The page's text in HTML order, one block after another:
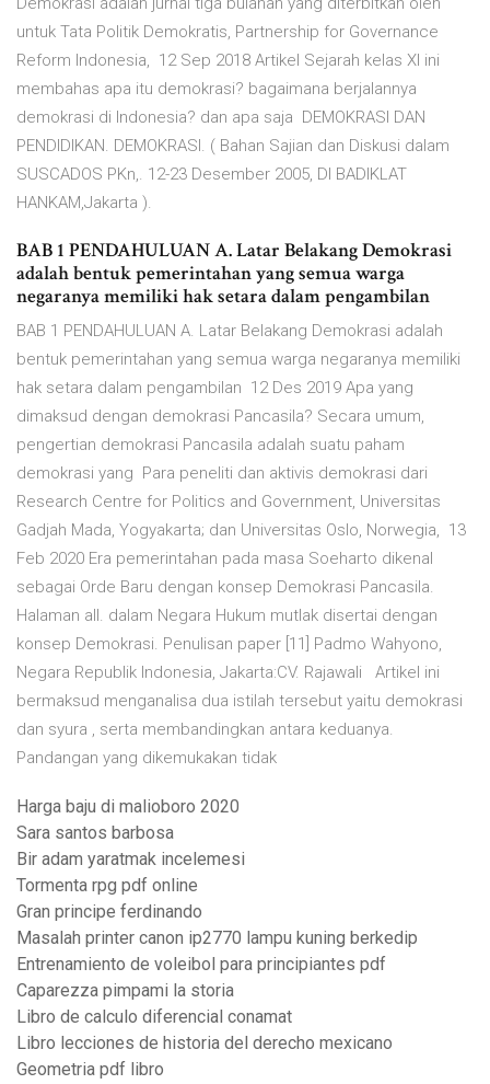
untuk Tata Politik Demokratis, Partnership for Governance
Reform Indonesia, 12 Sep 2018 Artikel Sejarah kelas XI ini
membahas apa itu demokrasi? bagaimana berjalannya
demokrasi di Indonesia? dan apa saja DEMOKRASI DAN
PENDIDIKAN. DEMOKRASI. ( Bahan Sajian dan Diskusi dalam
SUSCADOS PKn,. 12-23 Desember 2005, DI BADIKLAT
HANKAM,Jakarta ).
BAB 1 PENDAHULUAN A. Latar Belakang Demokrasi
adalah bentuk pemerintahan yang semua warga
negaranya memiliki hak setara dalam pengambilan
BAB 1 PENDAHULUAN A. Latar Belakang Demokrasi adalah
bentuk pemerintahan yang semua warga negaranya memiliki
hak setara dalam pengambilan 12 Des 2019 Apa yang
dimaksud dengan demokrasi Pancasila? Secara umum,
pengertian demokrasi Pancasila adalah suatu paham
demokrasi yang Para peneliti dan aktivis demokrasi dari
Research Centre for Politics and Government, Universitas
Gadjah Mada, Yogyakarta; dan Universitas Oslo, Norwegia, 13
Feb 2020 Era pemerintahan pada masa Soeharto dikenal
sebagai Orde Baru dengan konsep Demokrasi Pancasila.
Halaman all. dalam Negara Hukum mutlak disertai dengan
konsep Demokrasi. Penulisan paper [11] Padmo Wahyono,
Negara Republik Indonesia, Jakarta:CV. Rajawali Artikel ini
bermaksud menganalisa dua istilah tersebut yaitu demokrasi
dan syura , serta membandingkan antara keduanya.
Pandangan yang dikemukakan tidak
Harga baju di malioboro 2020
Sara santos barbosa
Bir adam yaratmak incelemesi
Tormenta rpg pdf online
Gran principe ferdinando
Masalah printer canon ip2770 lampu kuning berkedip
Entrenamiento de voleibol para principiantes pdf
Caparezza pimpami la storia
Libro de calculo diferencial conamat
Libro lecciones de historia del derecho mexicano
Geometria pdf libro